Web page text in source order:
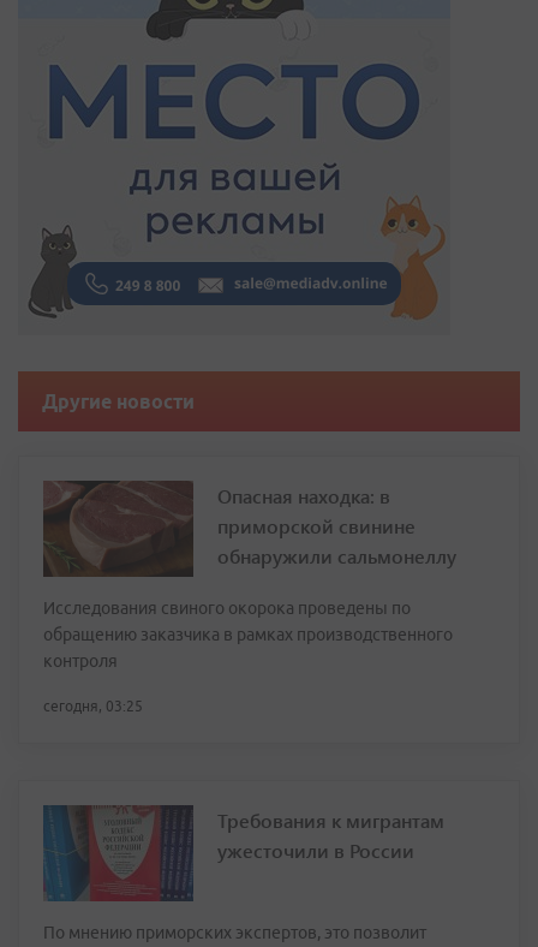
Другие новости
Опасная находка: в
приморской свинине
обнаружили сальмонеллу
Исследования свиного окорока проведены по
обращению заказчика в рамках производственного
контроля
сегодня, 03:25
Требования к мигрантам
ужесточили в России
По мнению приморских экспертов, это позволит